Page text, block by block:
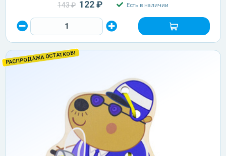
143 ₽ 122 ₽ Есть в наличии
РАСПРОДАЖА ОСТАТКОВ!